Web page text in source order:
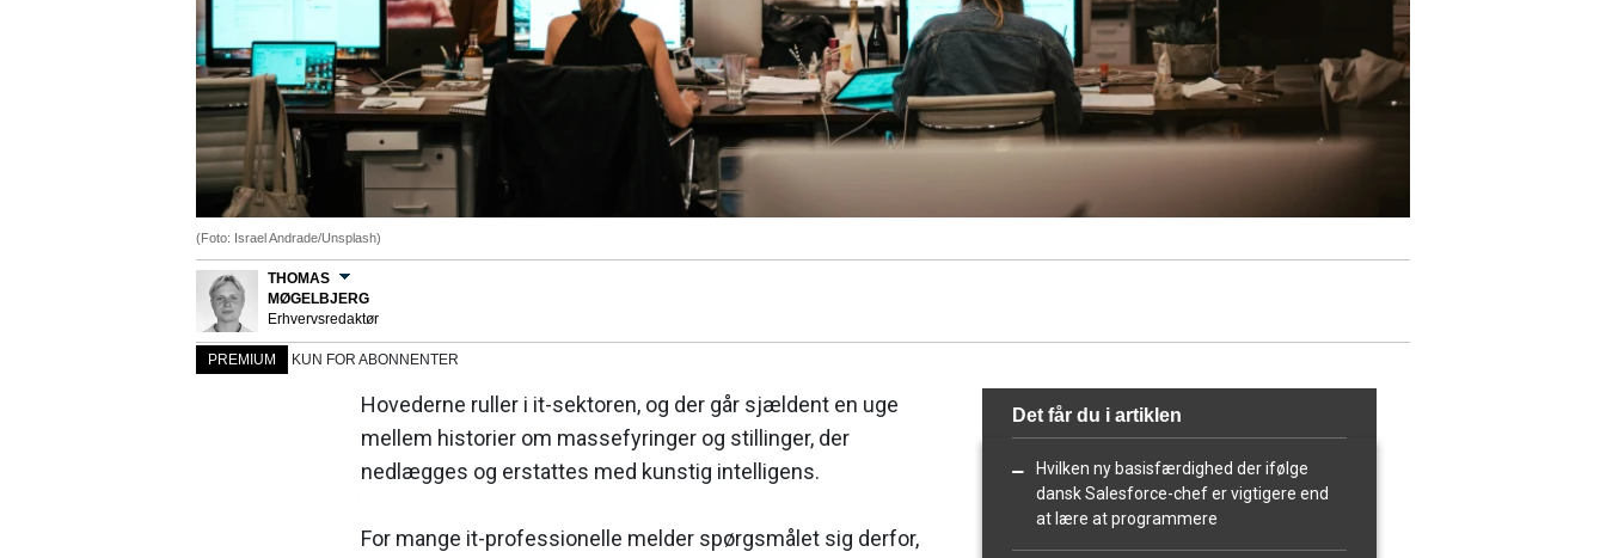
(Foto: Israel Andrade/Unsplash)
THOMAS
MØGELBJERG
Erhvervsredaktør
PREMIUM KUN FOR ABONNENTER
Det får du i artiklen
Hvilken ny basisfærdighed der ifølge
dansk Salesforce-chef er vigtigere end
at lære at programmere
Hovederne ruller i it-sektoren, og der går sjældent en uge
mellem historier om massefyringer og stillinger, der
nedlægges og erstattes med kunstig intelligens.
For mange it-professionelle melder spørgsmålet sig derfor,